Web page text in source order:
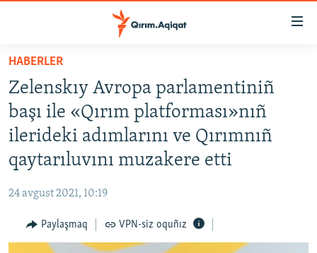
Esas
qaytmaq
Baş
navigatsiyağa
qaytmaq
Qıdıruvğa
HABERLER
SİYASET
İQTİSADİYAT
CEMİYET
İNSAN AQLARI
VİDEO
HABERLER
Zelenskıy Avropa parlamentiniñ
başı ile «Qırım platforması»nıñ
ilerideki adımlarını ve Qırımnıñ
qaytarıluvını muzakere etti
24 avgust 2021, 10:19
Paylaşmaq VPN-siz oquñız